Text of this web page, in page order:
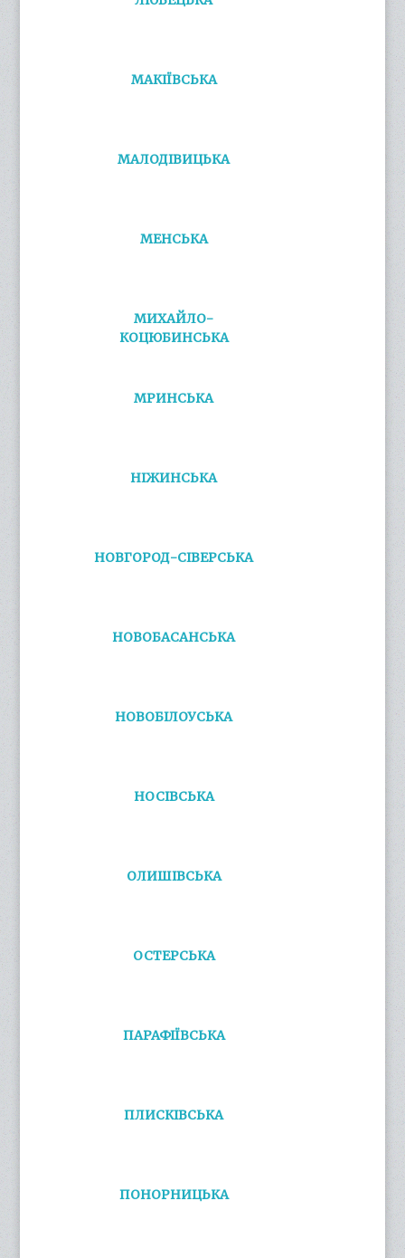
МАКІЇВСЬКА
МАЛОДІВИЦЬКА
МЕНСЬКА
МИХАЙЛО-
КОЦЮБИНСЬКА
МРИНСЬКА
НІЖИНСЬКА
НОВГОРОД-СІВЕРСЬКА
НОВОБАСАНСЬКА
НОВОБІЛОУСЬКА
НОСІВСЬКА
ОЛИШІВСЬКА
ОСТЕРСЬКА
ПАРАФІЇВСЬКА
ПЛИСКІВСЬКА
ПОНОРНИЦЬКА